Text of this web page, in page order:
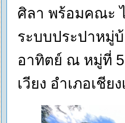
ศิลา พร้อมคณะ
ระบบประปาหมู่
อาทิตย์ ณ หมู่ที่
เวียง อำเภอเชีย